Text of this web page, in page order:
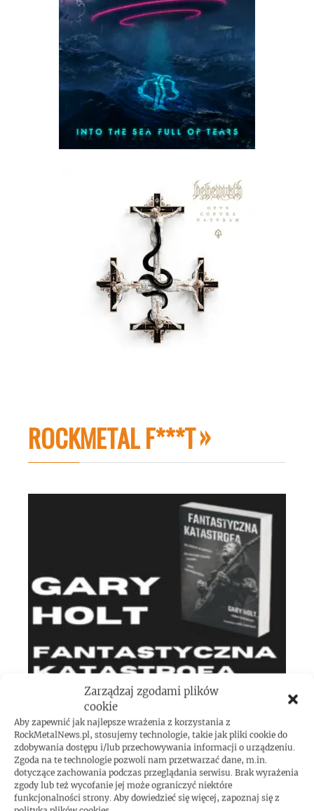
Zarządzaj zgodami plików
cookie
Aby zapewnić jak najlepsze wrażenia z korzystania z
RockMetalNews.pl, stosujemy technologie, takie jak pliki cookie do
zdobywania dostępu i/lub przechowywania informacji o urządzeniu.
Zgoda na te technologie pozwoli nam przetwarzać dane, m.in.
dotyczące zachowania podczas przeglądania serwisu. Brak wyrażenia
zgody lub też wycofanie jej może ograniczyć niektóre
funkcjonalności strony. Aby dowiedzieć się więcej, zapoznaj się z
ROCKMETAL F***T
Gary Holt: biografia gitarzysty dostępna w
Polsce!